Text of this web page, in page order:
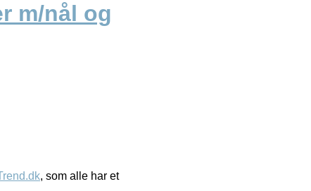
m/nål og
, som alle har et